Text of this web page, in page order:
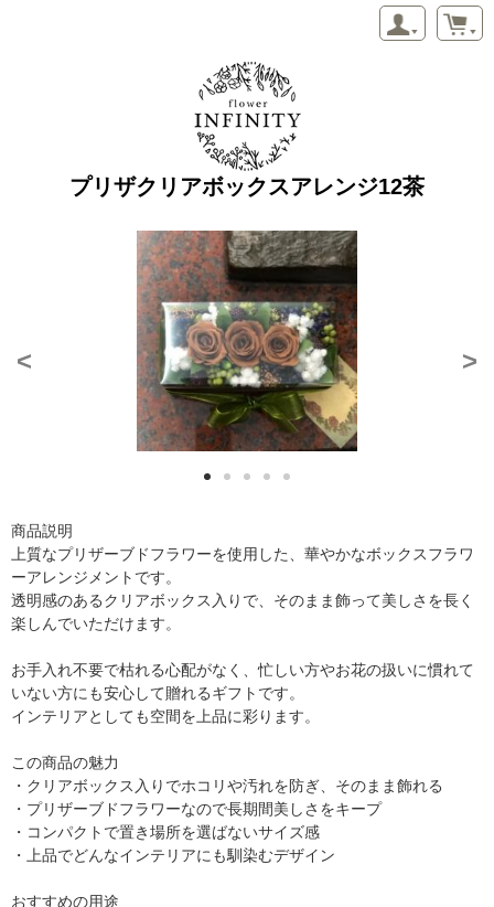
プリザクリアボックスアレンジ12茶
< >
商品説明
上質なプリザーブドフラワーを使用した、華やかなボックスフラワ
ーアレンジメントです。
透明感のあるクリアボックス入りで、そのまま飾って美しさを長く
楽しんでいただけます。
お手入れ不要で枯れる心配がなく、忙しい方やお花の扱いに慣れて
いない方にも安心して贈れるギフトです。
インテリアとしても空間を上品に彩ります。
この商品の魅力
・クリアボックス入りでホコリや汚れを防ぎ、そのまま飾れる
・プリザーブドフラワーなので長期間美しさをキープ
・コンパクトで置き場所を選ばないサイズ感
・上品でどんなインテリアにも馴染むデザイン
おすすめの用途